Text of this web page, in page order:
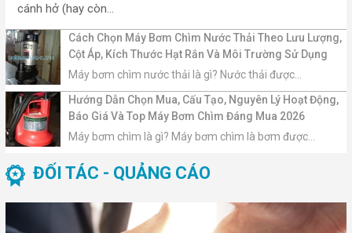
cánh hở (hay còn...
Cách Chọn Máy Bơm Chìm Nước Thải Theo Lưu Lượng,
Cột Áp, Kích Thước Hạt Rắn Và Môi Trường Sử Dụng
Máy bơm chìm nước thải là gì? Nước thải được...
Hướng Dẫn Chọn Mua, Cấu Tạo, Nguyên Lý Hoạt Động,
Báo Giá Và Top Máy Bơm Chìm Đáng Mua 2026
Máy bơm chìm là gì? Máy bơm chìm là bơm được...
ĐỐI TÁC - QUẢNG CÁO